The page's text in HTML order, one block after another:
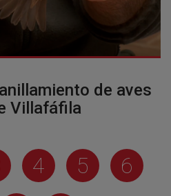
de aves
Villafáfila
4 5
6